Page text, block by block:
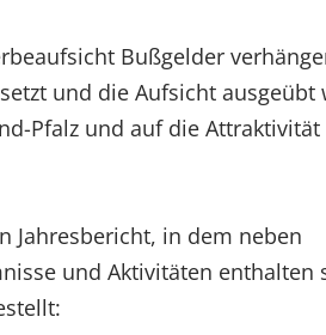
Bußgelder
und die Aufsicht ausgeübt
Pfalz und auf die Attraktivität
Jahresbericht, in dem neben
und Aktivitäten enthalten